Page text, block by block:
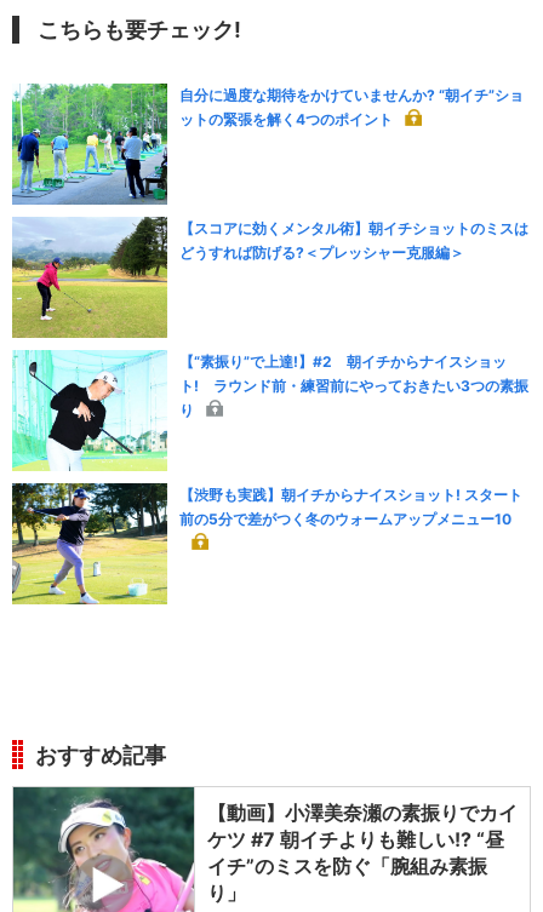
こちらも要チェック!
自分に過度な期待をかけていませんか? “朝イチ”ショ
ットの緊張を解く4つのポイント
【スコアに効くメンタル術】朝イチショットのミスは
どうすれば防げる?＜プレッシャー克服編＞
【“素振り”で上達!】#2 朝イチからナイスショッ
ト! ラウンド前・練習前にやっておきたい3つの素振
り
【渋野も実践】朝イチからナイスショット! スタート
前の5分で差がつく冬のウォームアップメニュー10
おすすめ記事
【動画】小澤美奈瀬の素振りでカイ
ケツ #7 朝イチよりも難しい!? “昼
イチ”のミスを防ぐ「腕組み素振
り」